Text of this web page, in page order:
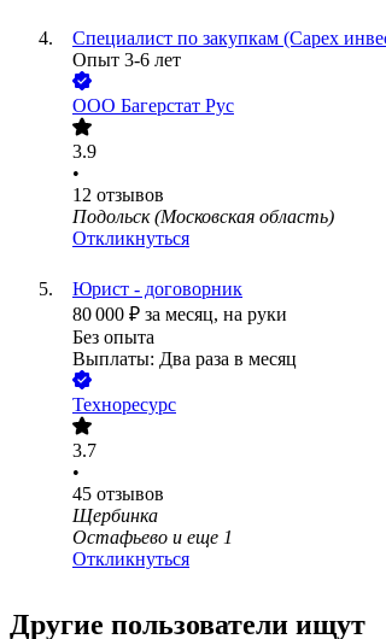
Специалист по закупкам (Capex
Опыт 3-6 лет
ООО Багерстат Рус
3.9
•
12 отзывов
Подольск (Московская область)
Откликнуться
Юрист - договорник
80 000 ₽ за месяц, на руки
Без опыта
Выплаты: Два раза в месяц
Техноресурс
3.7
•
45 отзывов
Щербинка
Остафьево и еще 1
Откликнуться
Другие пользователи ищут